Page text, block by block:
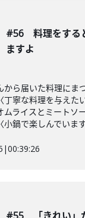
#56 料理をする
ますよ
から届いた料理にま
丁寧な料理を与えた
ムライスとミートソ
鍋で楽しんでいま
|00:39:26